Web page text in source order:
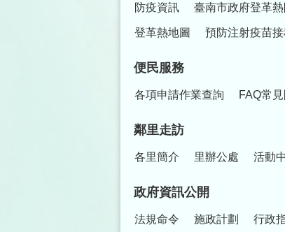
防疫資訊 臺南市政府登革
登革熱地圖 預防注射疫苗
便民服務
各項申請作業查詢 FAQ常
鄰里走訪
各里簡介 里辦公處 活動
政府資訊公開
法規命令 施政計劃 行政